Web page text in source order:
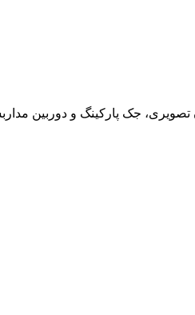
تصویری، جک پارکینگ و دوربین